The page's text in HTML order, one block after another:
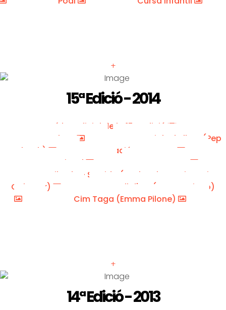
+
15ª Edició - 2014
Vídeo oficial de la 15a edició
Esportfoto
Corriols de llum (Pep
Ubach)
Nació Muntanya
Pau Rossinyol
Arribada - Sortida (Carlos Llamas i Sergi
Colomer)
Coll d'Art (Marc Soriano)
Cim Taga (Emma Pilone)
+
14ª Edició - 2013